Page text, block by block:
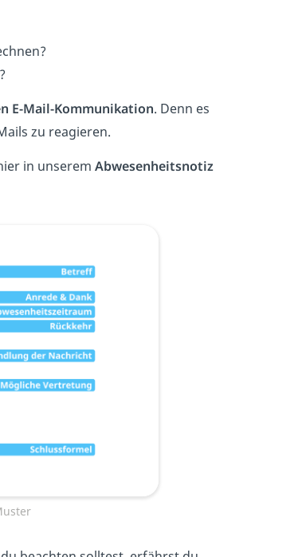
E-Mail-Kommunikation. Denn es
zu reagieren.
in unserem Abwesenheitsnotiz